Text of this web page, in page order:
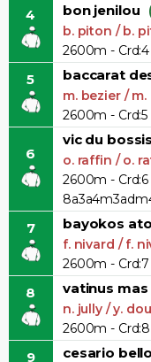
4 bon jenilou
b. piton / b.
2600m - Crd:4
5 baccarat
m. bezier /
2600m -
6
vic du bossis
o. raffin / o.
2600m - Crd:6
7 bayokos
f. nivard / f.
2600m - Crd:7
8 vatinus mas
n. jully / y.
2600m - Crd:8
9 cesario bello